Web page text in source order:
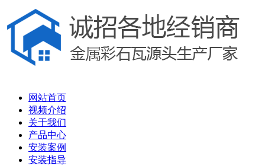
网站首页
视频介绍
关于我们
产品中心
安装案例
安装指导